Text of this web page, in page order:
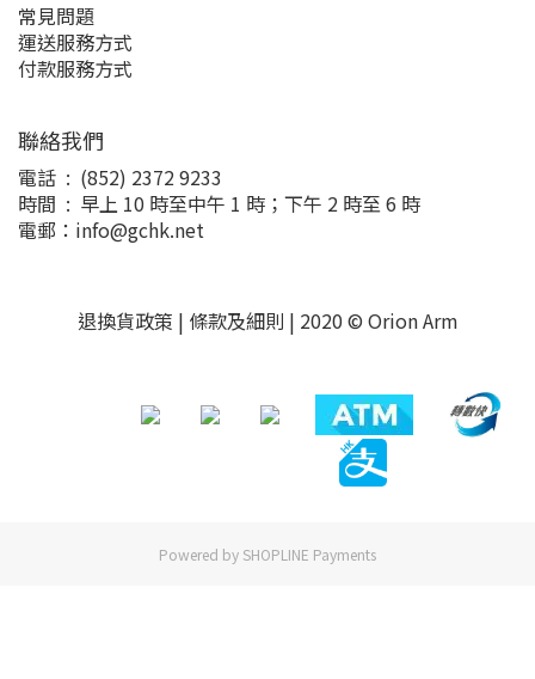
常見問題
運送服務方式
付款服務方式
聯絡我們
電話 : (852) 2372 9233
時間 : 早上 10 時至中午 1 時；下午 2 時至 6 時
電郵：info@gchk.net
退換貨政策 | 條款及細則 | 2020 © Orion Arm
Powered by SHOPLINE Payments